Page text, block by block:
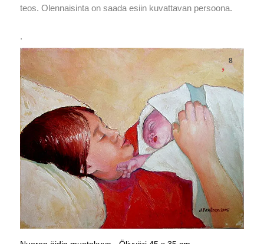
teos. Olennaisinta on saada esiin kuvattavan persoona.
.
8